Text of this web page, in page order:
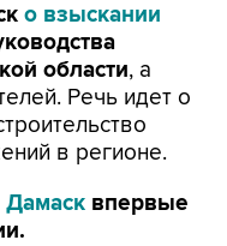
о взыскании
области, а
Речь идет о
в регионе.
впервые